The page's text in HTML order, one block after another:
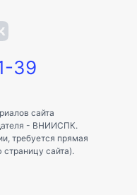
39
сайта
- ВНИИСПК.
требуется прямая
страницу сайта).